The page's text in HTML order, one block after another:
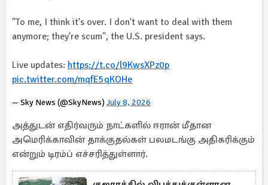
"To me, I think it's over. I don't want to deal with them
anymore; they're scum", the U.S. president says.
Live updates: https://t.co/l9KwsXPz0p
pic.twitter.com/mqfE5qKOHe
— Sky News (@SkyNews) July 8, 2026
அத்துடன் எதிர்வரும் நாட்களில் ஈரான் மீதான
அமெரிக்காவின் தாக்குதல்கள் பலமடங்கு அதிகரிக்கும்
என்றும் டிரம்ப் எச்சரித்துள்ளார்.